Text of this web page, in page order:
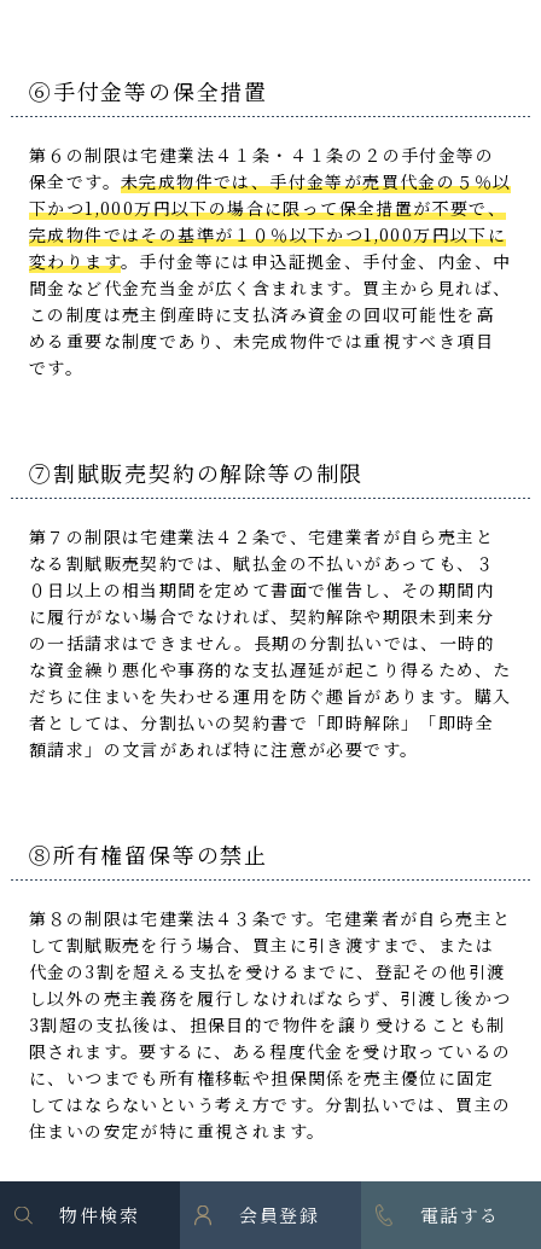
⑥手付金等の保全措置
第６の制限は宅建業法４１条・４１条の２の手付金等の
保全です。 未完成物件では、手付金等が売買代金の５％以
下かつ1,000万円以下の場合に限って保全措置が不要で、
完成物件ではその基準が１０％以下かつ1,000万円以下に
変わります。手付金等には申込証拠金、手付金、内金、中
間金など代金充当金が広く含まれます。買主から見れば、
この制度は売主倒産時に支払済み資金の回収可能性を高
める重要な制度であり、未完成物件では重視すべき項目
です。
⑦割賦販売契約の解除等の制限
第７の制限は宅建業法４２条で、宅建業者が自ら売主と
なる割賦販売契約では、賦払金の不払いがあっても、３
０日以上の相当期間を定めて書面で催告し、その期間内
に履行がない場合でなければ、契約解除や期限未到来分
の一括請求はできません。長期の分割払いでは、一時的
な資金繰り悪化や事務的な支払遅延が起こり得るため、た
だちに住まいを失わせる運用を防ぐ趣旨があります。購入
者としては、分割払いの契約書で「即時解除」「即時全
額請求」の文言があれば特に注意が必要です。
⑧所有権留保等の禁止
第８の制限は宅建業法４３条です。宅建業者が自ら売主と
して割賦販売を行う場合、買主に引き渡すまで、または
代金の3割を超える支払を受けるまでに、登記その他引渡
し以外の売主義務を履行しなければならず、引渡し後かつ
3割超の支払後は、担保目的で物件を譲り受けることも制
限されます。要するに、ある程度代金を受け取っているの
に、いつまでも所有権移転や担保関係を売主優位に固定
してはならないという考え方です。分割払いでは、買主の
住まいの安定が特に重視されます。
物件検索 会員登録 電話する